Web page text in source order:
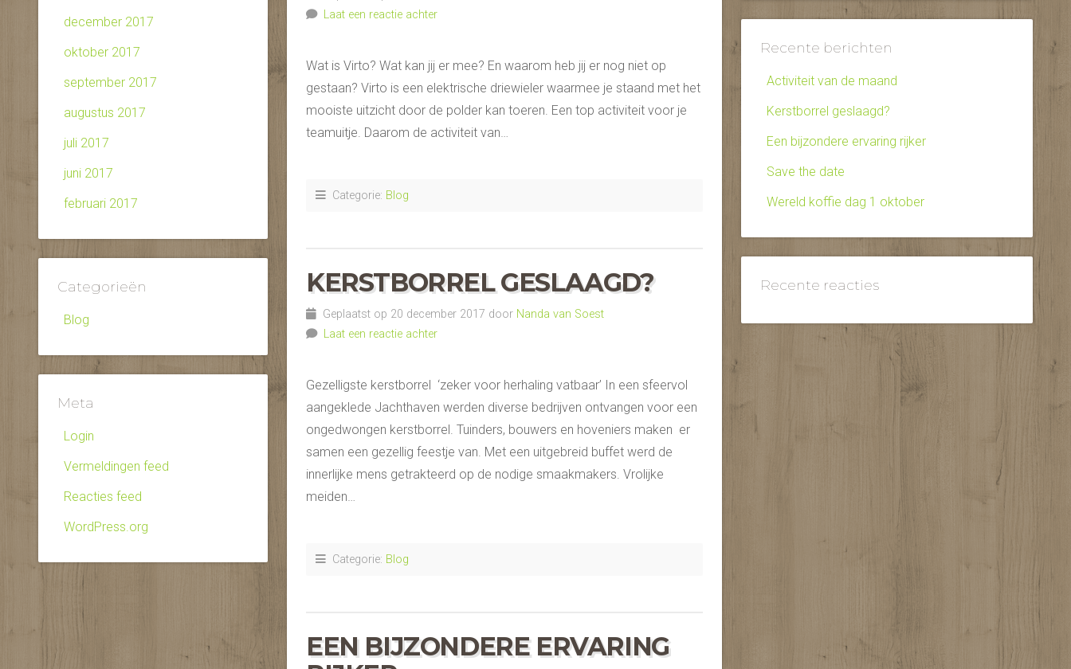
december 2017
oktober 2017
september 2017
augustus 2017
juli 2017
juni 2017
februari 2017
Categorieën
Blog
Meta
Login
Vermeldingen feed
Reacties feed
WordPress.org
Laat een reactie achter
Wat is Virto? Wat kan jij er mee? En waarom heb jij er nog niet op
gestaan? Virto is een elektrische driewieler waarmee je staand met het
mooiste uitzicht door de polder kan toeren. Een top activiteit voor je
teamuitje. Daarom de activiteit van…
Categorie: Blog
KERSTBORREL GESLAAGD?
Geplaatst op 20 december 2017 door Nanda van Soest
Laat een reactie achter
Gezelligste kerstborrel ‘zeker voor herhaling vatbaar’ In een sfeervol
aangeklede Jachthaven werden diverse bedrijven ontvangen voor een
ongedwongen kerstborrel. Tuinders, bouwers en hoveniers maken er
samen een gezellig feestje van. Met een uitgebreid buffet werd de
innerlijke mens getrakteerd op de nodige smaakmakers. Vrolijke
meiden…
Categorie: Blog
EEN BIJZONDERE ERVARING
Recente berichten
Activiteit van de maand
Kerstborrel geslaagd?
Een bijzondere ervaring rijker
Save the date
Wereld koffie dag 1 oktober
Recente reacties